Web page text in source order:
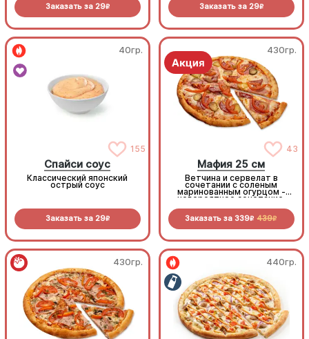
Заказать за 29R Заказать за 29R
40гр.
155
Спайси соус
Классический японский
острый соус
Заказать за 29R
430гр.
43
Мафия 25 см
Ветчина и сервелат в
сочетании с соленым
маринованным огурцом -
невероятное сочетание,
попробовать!
Заказать за 339R 439R
430гр. 440гр.